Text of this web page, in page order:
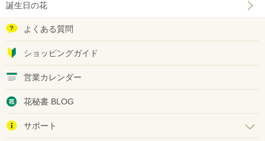
誕生日の花
よくある質問
ショッピングガイド
営業カレンダー
花秘書 BLOG
サポート